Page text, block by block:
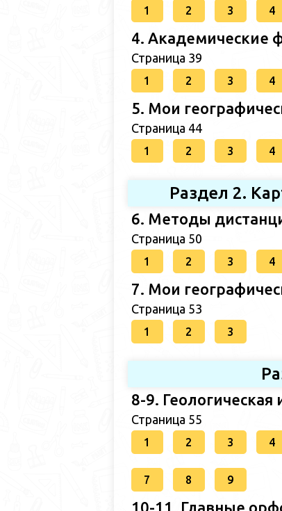
1 2 3 4
4. Академические
Страница 39
1 2 3 4
5. Мои
Страница 44
1 2 3 4
Раздел 2.
6. Методы
Страница 50
1 2 3 4
7. Мои
Страница 53
1 2 3
8-9. Геологическая
Страница 55
1 2 3 4
7 8 9
10-11. Главные